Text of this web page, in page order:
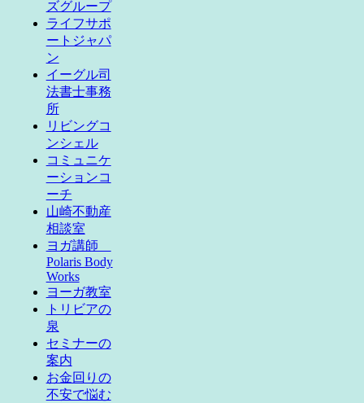
ズグループ
ライフサポ
ートジャパ
ン
イーグル司
法書士事務
所
リビングコ
ンシェル
コミュニケ
ーションコ
ーチ
山崎不動産
相談室
ヨガ講師
Polaris Body
Works
ヨーガ教室
トリビアの
泉
セミナーの
案内
お金回りの
不安で悩む